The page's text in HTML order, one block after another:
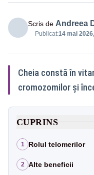
Scris de Andreea
Publicat:14 mai
Cheia constă în
cromozomilor și
CUPRINS
1 Rolul telomerilor
2 Alte beneficii